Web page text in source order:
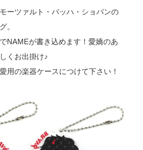
ーツァルト・バッハ・ショパンの
。
NAMEが書き込めます！愛嬌のあ
くお出掛け♪
用の楽器ケースにつけて下さい！